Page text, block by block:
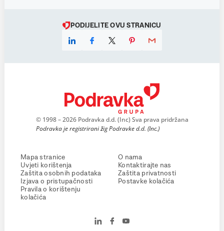
PODIJELITE OVU STRANICU
© 1998 – 2026 Podravka d.d. (Inc) Sva prava pridržana
Podravka je registrirani žig Podravke d.d. (Inc.)
Mapa stranice
Uvjeti korištenja
Zaštita osobnih podataka
Izjava o pristupačnosti
Pravila o korištenju
kolačića
O nama
Kontaktirajte nas
Zaštita privatnosti
Postavke kolačića